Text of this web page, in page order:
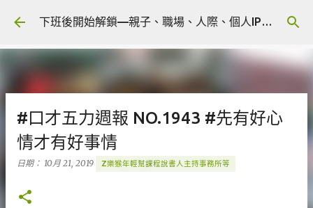
跳到主要內容 下班後開始解鎖—親子、職場、人際、個人IP 🎧 Podcast
#口才五力週報 NO.1943 #先有好心
情才有好事情
日期： 10月 21, 2019 Z樂猴年輕幫課程說書人主持事務所等